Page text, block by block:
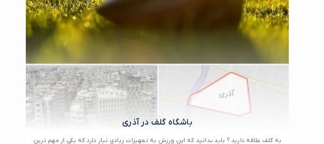
باشگاه گلف در آذری
به گلف علاقه دارید ؟ باید بدانید که این ورزش به تجهیزات زیادی نیاز دارد که یکی از مهم ترین